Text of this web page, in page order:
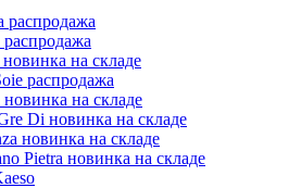
распродажа
распродажа
на складе
распродажа
новинка на складе
Di новинка на складе
новинка на складе
Pietra новинка на складе